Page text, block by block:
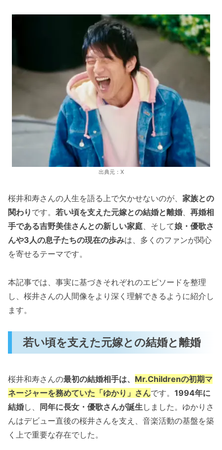
出典元：X
桜井和寿さんの人生を語る上で欠かせないのが、 家族との
関わり です。 若い頃を支えた元嫁との結婚と離婚
再婚相
手である吉野美佳さんとの新しい家庭 、そして娘・優歌さ
んや3人の息子たちの現在の歩みは、多くのファンが関心
を寄せるテーマです。
本記事では、事実に基づきそれぞれのエピソードを整理
し、桜井さんの人間像をより深く理解できるように紹介し
ます。
若い頃を支えた元嫁との結婚と離婚
桜井和寿さんの最初の結婚相手は、 Mr.Childrenの初期マ
ネージャーを務めていた「ゆかり」さんです。 1994年に
結婚し、 同年に長女・優歌さんが誕生 しました。ゆかりさ
んはデビュー直後の桜井さんを支え、音楽活動の基盤を築
く上で重要な存在でした。